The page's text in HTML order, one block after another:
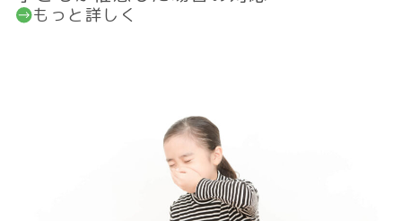
もっと詳しく